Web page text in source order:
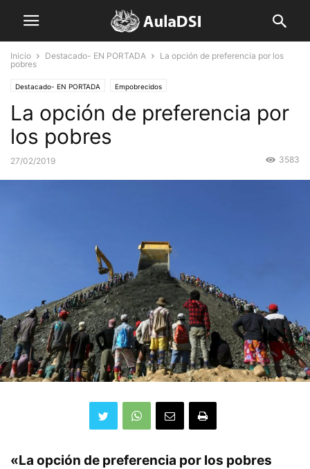
Inicio Destacado- EN PORTADA
La opción de preferencia por los
pobres
Destacado- EN PORTADA Empobrecidos
La opción de preferencia por
los pobres
27/02/2019 3583
«La opción de preferencia por los pobres